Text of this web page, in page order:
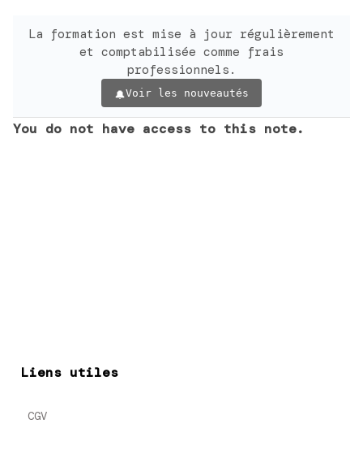
La formation est mise à jour régulièrement
et comptabilisée comme frais
professionnels.
Voir les nouveautés
You do not have access to this note.
Liens utiles
CGV